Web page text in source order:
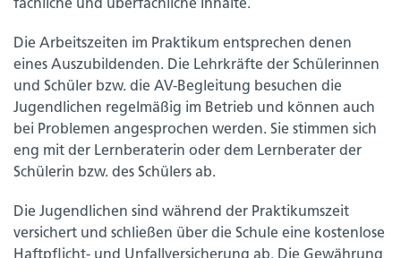
fachliche und überfachliche Inhalte.
Die Arbeitszeiten im Praktikum entsprechen denen
eines Auszubildenden. Die Lehrkräfte der Schülerinnen
und Schüler bzw. die AV-Begleitung besuchen die
Jugendlichen regelmäßig im Betrieb und können auch
bei Problemen angesprochen werden. Sie stimmen sich
eng mit der Lernberaterin oder dem Lernberater der
Schülerin bzw. des Schülers ab.
Die Jugendlichen sind während der Praktikumszeit
versichert und schließen über die Schule eine kostenlose